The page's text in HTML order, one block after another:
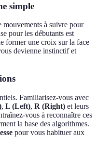
simple
mouvements à suivre pour
pour les débutants est
former une croix sur la face
devienne instinctif et
Familiarisez-vous avec
, L (Left), R (Right) et leurs
vous à reconnaître ces
la base des algorithmes.
pour vous habituer aux